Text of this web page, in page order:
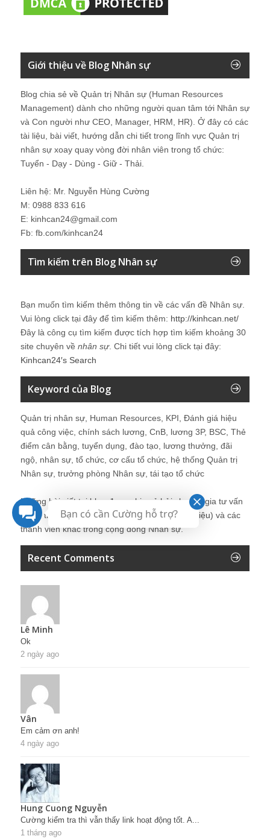
Giới thiệu về Blog Nhân sự
Blog chia sẻ về Quản trị Nhân sự (Human Resources
Management) dành cho những người quan tâm tới Nhân sự
và Con người như CEO, Manager, HRM, HR). Ở đây có các
tài liệu, bài viết, hướng dẫn chi tiết trong lĩnh vực Quản trị
nhân sự xoay quay vòng đời nhân viên trong tổ chức:
Tuyển - Dạy - Dùng - Giữ - Thải.
Liên hệ: Mr. Nguyễn Hùng Cường
M: 0988 833 616
E: kinhcan24@gmail.com
Fb: fb.com/kinhcan24
Tìm kiếm trên Blog Nhân sự
Bạn muốn tìm kiếm thêm thông tin về các vấn đề Nhân sự
Vui lòng click tại đây để tìm kiếm thêm: http://kinhcan.net/
Đây là công cụ tìm kiếm được tích hợp tìm kiếm khoảng 30
site chuyên về nhân sự. Chi tiết vui lòng click tại đây:
Kinhcan24′s Search
Keyword của Blog
Quản trị nhân sự, Human Resources, KPI, Đánh giá hiệu
quả công việc, chính sách lương, CnB, lương 3P, BSC, Thẻ
điểm cân bằng, tuyển dụng, đào tạo, lương thưởng, đãi
ngộ, nhân sự, tổ chức, cơ cấu tổ chức, hệ thống Quản trị
Nhân sự, trưởng phòng Nhân sự, tái tạo tổ chức
Những bài viết tại blog được chia sẻ bởi chuyên gia tư vấn
Quản trị Nhân sự Nguyễn Hùng Cường (giới thiệu) và các
thành viên khác trong cộng đồng Nhân sự.
Recent Comments
Lê Minh
Ok
2 ngày ago
Vân
Em cảm ơn anh!
4 ngày ago
Hung Cuong Nguyễn
Cường kiểm tra thì vẫn thấy link hoạt động tốt. A...
1 tháng ago
Bạn có cần Cường hỗ trợ?